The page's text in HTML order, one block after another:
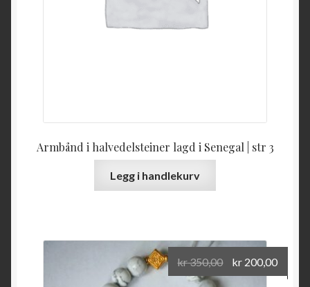
Armbånd i halvedelsteiner lagd i Senegal | str 3
Legg i handlekurv
kr350,00
Opprinnelig
pris
kr 200,00
pris